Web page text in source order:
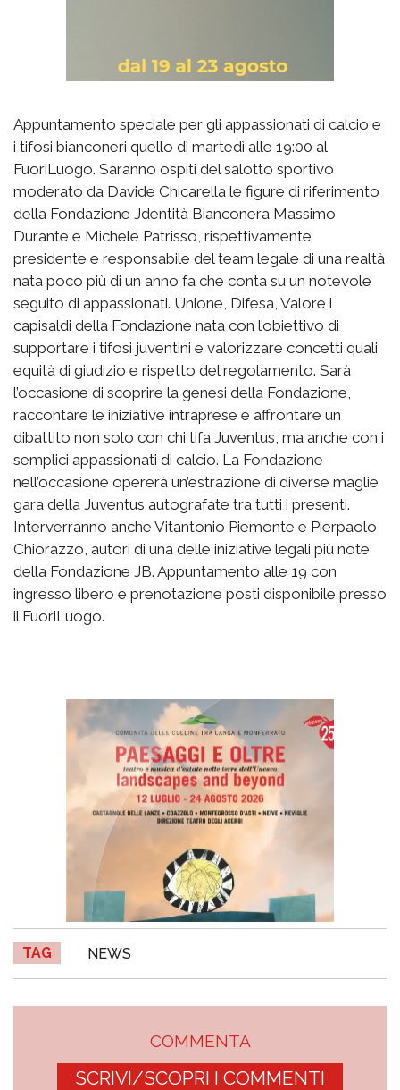
Appuntamento speciale per gli appassionati di calcio e
i tifosi bianconeri quello di martedì alle 19:00 al
FuoriLuogo. Saranno ospiti del salotto sportivo
moderato da Davide Chicarella le figure di riferimento
della Fondazione Jdentità Bianconera Massimo
Durante e Michele Patrisso, rispettivamente
presidente e responsabile del team legale di una realtà
nata poco più di un anno fa che conta su un notevole
seguito di appassionati. Unione, Difesa, Valore i
capisaldi della Fondazione nata con l’obiettivo di
supportare i tifosi juventini e valorizzare concetti quali
equità di giudizio e rispetto del regolamento. Sarà
l’occasione di scoprire la genesi della Fondazione,
raccontare le iniziative intraprese e affrontare un
dibattito non solo con chi tifa Juventus, ma anche con i
semplici appassionati di calcio. La Fondazione
nell’occasione opererà un’estrazione di diverse maglie
gara della Juventus autografate tra tutti i presenti.
Interverranno anche Vitantonio Piemonte e Pierpaolo
Chiorazzo, autori di una delle iniziative legali più note
della Fondazione JB. Appuntamento alle 19 con
ingresso libero e prenotazione posti disponibile presso
il FuoriLuogo.
TAG NEWS
COMMENTA
SCRIVI/SCOPRI I COMMENTI